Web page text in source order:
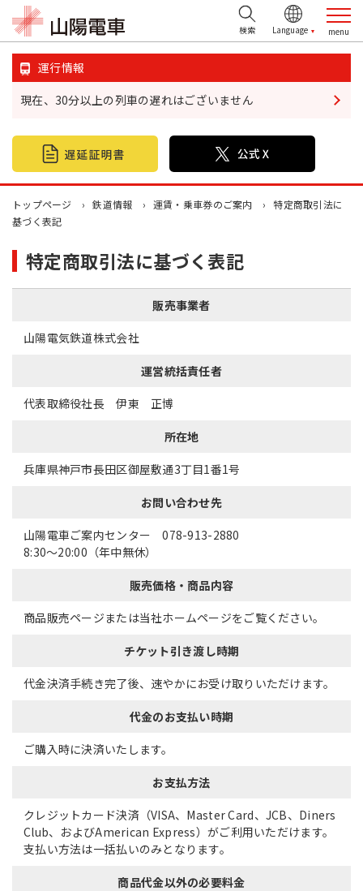
運行情報
現在、30分以上の列車の遅れはございません
トップページ 鉄道情報 運賃・乗車券のご案内
特定商取引法に
基づく表記
特定商取引法に基づく表記
販売事業者
山陽電気鉄道株式会社
運営統括責任者
代表取締役社長 伊東 正博
所在地
兵庫県神戸市長田区御屋敷通3丁目1番1号
お問い合わせ先
山陽電車ご案内センター 078-913-2880
8:30〜20:00（年中無休）
販売価格・商品内容
商品販売ページまたは当社ホームページをご覧ください。
チケット引き渡し時期
代金決済手続き完了後、速やかにお受け取りいただけます。
代金のお支払い時期
ご購入時に決済いたします。
お支払方法
クレジットカード決済（VISA、Master Card、JCB、Diners
Club、およびAmerican Express）がご利用いただけます。
支払い方法は一括払いのみとなります。
商品代金以外の必要料金
検索
おでかけ情報
不動産情報
採用情報
個人情報の取扱いについて